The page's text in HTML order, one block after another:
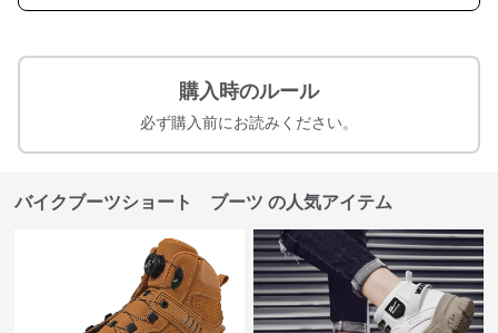
購入時のルール
必ず購入前にお読みください。
バイクブーツショート ブーツ の人気アイテム